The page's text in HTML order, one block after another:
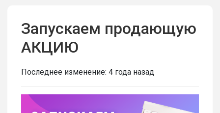
Запускаем продающую
АКЦИЮ
Последнее изменение: 4 года назад